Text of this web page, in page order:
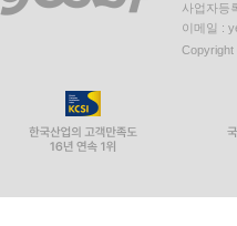
사업자등
이메일 :
Copyright